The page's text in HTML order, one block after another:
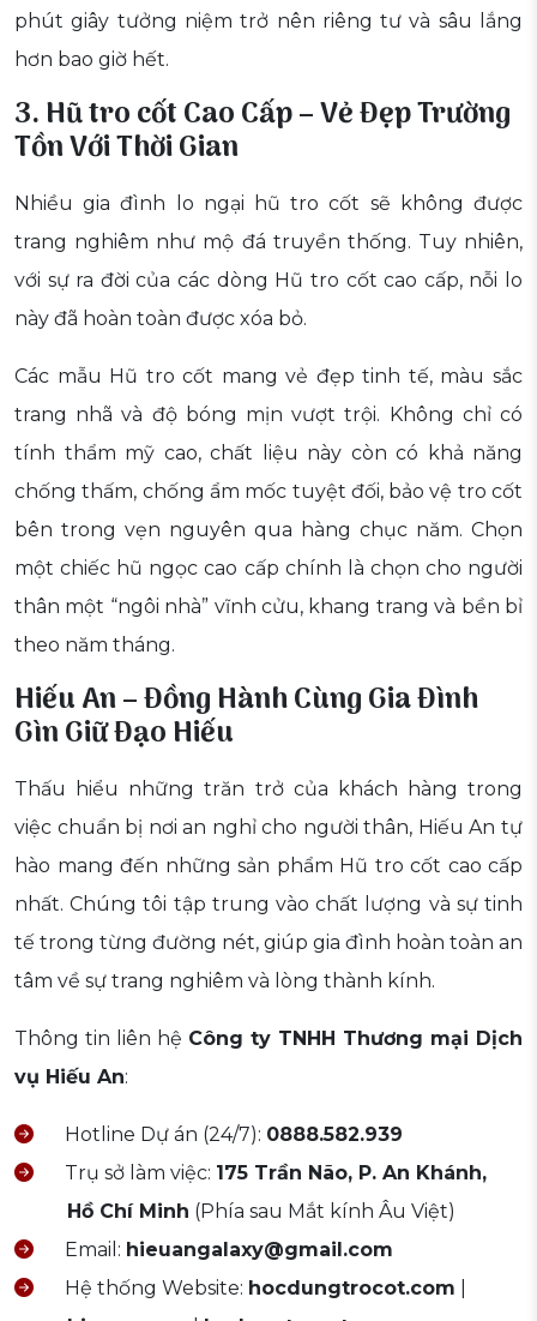
phút giây tưởng niệm trở nên riêng tư và sâu lắng
hơn bao giờ hết.
3. Hũ tro cốt Cao Cấp – Vẻ Đẹp Trường
Tồn Với Thời Gian
Nhiều gia đình lo ngại hũ tro cốt sẽ không được
trang nghiêm như mộ đá truyền thống. Tuy nhiên,
với sự ra đời của các dòng Hũ tro cốt cao cấp, nỗi lo
này đã hoàn toàn được xóa bỏ.
Các mẫu Hũ tro cốt mang vẻ đẹp tinh tế, màu sắc
trang nhã và độ bóng mịn vượt trội. Không chỉ có
tính thẩm mỹ cao, chất liệu này còn có khả năng
chống thấm, chống ẩm mốc tuyệt đối, bảo vệ tro cốt
bên trong vẹn nguyên qua hàng chục năm. Chọn
một chiếc hũ ngọc cao cấp chính là chọn cho người
thân một “ngôi nhà” vĩnh cửu, khang trang và bền bỉ
theo năm tháng.
Hiếu An – Đồng Hành Cùng Gia Đình
Gìn Giữ Đạo Hiếu
Thấu hiểu những trăn trở của khách hàng trong
việc chuẩn bị nơi an nghỉ cho người thân, Hiếu An tự
hào mang đến những sản phẩm Hũ tro cốt cao cấp
nhất. Chúng tôi tập trung vào chất lượng và sự tinh
tế trong từng đường nét, giúp gia đình hoàn toàn an
tâm về sự trang nghiêm và lòng thành kính.
Thông tin liên hệ Công ty TNHH Thương mại Dịch
vụ Hiếu An:
Hotline Dự án (24/7): 0888.582.939
Trụ sở làm việc: 175 Trần Não, P. An Khánh,
Hồ Chí Minh (Phía sau Mắt kính Âu Việt)
Email: hieuangalaxy@gmail.com
Hệ thống Website: hocdungtrocot.com